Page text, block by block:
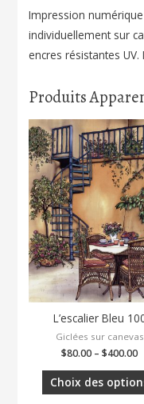
Impression
individuellement sur
encres résistantes
Produits
L’escalier Bleu
Giclées sur canevas
$80.00 –$400.00
Choix des